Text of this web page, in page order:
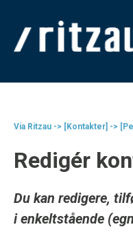
Via Ritzau -> [Kontakter] ->
Redigér
Du kan redigere,
i enkeltstående